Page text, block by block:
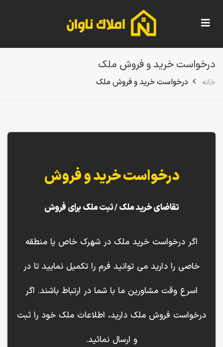
درخواست خرید و فروش ملک
خانه درخواست خرید و فروش ملک
درخواست خرید و فروش
تقاضای خرید ملک / ثبت ملک برای فروش
اگر درخواست خرید ملک در شهرک خاص یا منطقه
خاصی را دارید می توانید فرم را تکمیل نمایید تا در
اسرع وقت مشاورین ما با شما در ارتباط باشند. اگر
درخواست فروش ملک دارید، اطلاعات ملک خود را ثبت
و ارسال نمائید.